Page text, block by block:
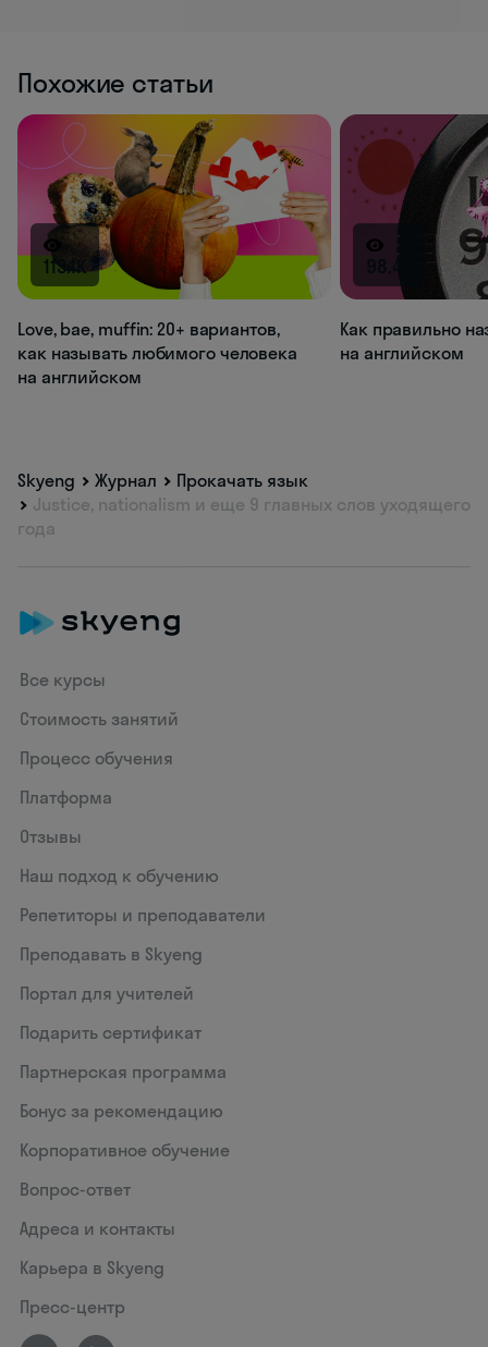
Похожие статьи
113.1K
Love, bae, muffin: 20+ вариантов,
как называть любимого человека
на английском
98.4K
Как правильно
на английском
Skyeng Журнал
Прокачать язык
Justice, nationalism и еще 9 главных слов уходящего
года
Все курсы
Стоимость занятий
Процесс обучения
Платформа
Отзывы
Наш подход к обучению
Репетиторы и преподаватели
Преподавать в Skyeng
Портал для учителей
Подарить сертификат
Партнерская программа
Бонус за рекомендацию
Корпоративное обучение
Вопрос-ответ
Адреса и контакты
Карьера в Skyeng
Пресс-центр